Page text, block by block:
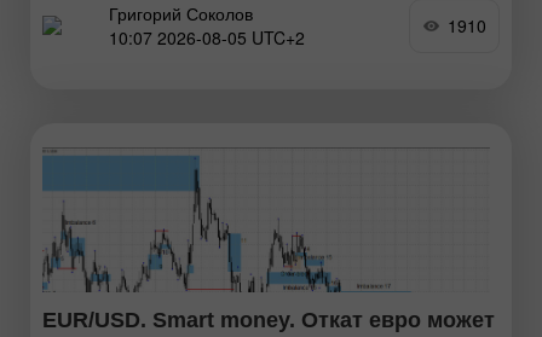
шансы выполнить закрепление над этой зоной, что
позволит
Григорий Соколов
10:07 2026-08-05 UTC+2
1910
EUR/USD. Smart money. Откат евро может